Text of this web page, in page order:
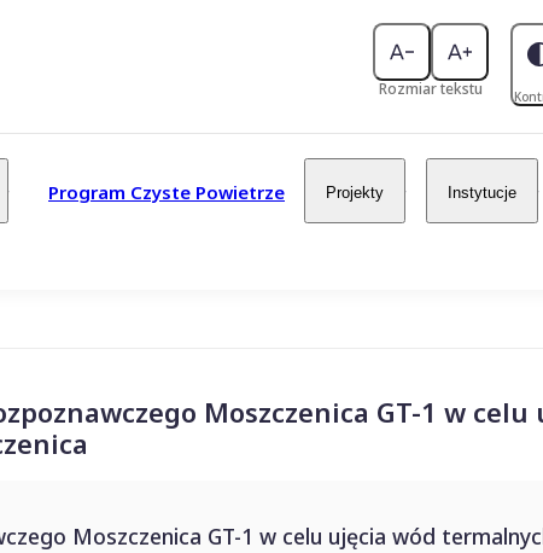
Rozmiar tekstu
Program Czyste Powietrze Projekty Instytucje
Moszczenica GT-1 w celu
Moszczenica GT-1 w celu ujęcia wód